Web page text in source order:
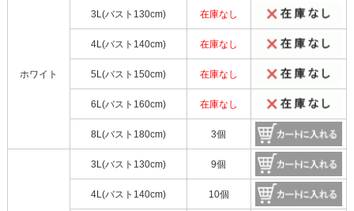
ホワイト
3L(バスト130cm) 在庫なし
4L(バスト140cm) 在庫なし
5L(バスト150cm) 在庫なし
6L(バスト160cm) 在庫なし
8L(バスト180cm) 3個
3L(バスト130cm) 9個
4L(バスト140cm) 10個